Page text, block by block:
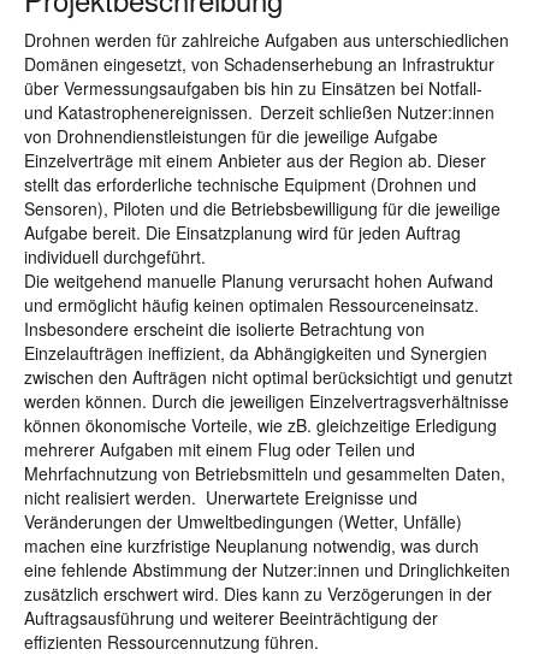
Drohnen werden für zahlreiche Aufgaben aus unterschiedlichen
Domänen eingesetzt, von Schadenserhebung an Infrastruktur
über Vermessungsaufgaben bis hin zu Einsätzen bei Notfall-
und Katastrophenereignissen. Derzeit schließen Nutzer:innen
von Drohnendienstleistungen für die jeweilige Aufgabe
Einzelverträge mit einem Anbieter aus der Region ab. Dieser
stellt das erforderliche technische Equipment (Drohnen und
Sensoren), Piloten und die Betriebsbewilligung für die jeweilige
Aufgabe bereit. Die Einsatzplanung wird für jeden Auftrag
individuell durchgeführt.
Die weitgehend manuelle Planung verursacht hohen Aufwand
und ermöglicht häufig keinen optimalen Ressourceneinsatz.
Insbesondere erscheint die isolierte Betrachtung von
Einzelaufträgen ineffizient, da Abhängigkeiten und Synergien
zwischen den Aufträgen nicht optimal berücksichtigt und genutzt
werden können. Durch die jeweiligen Einzelvertragsverhältnisse
können ökonomische Vorteile, wie zB. gleichzeitige Erledigung
mehrerer Aufgaben mit einem Flug oder Teilen und
Mehrfachnutzung von Betriebsmitteln und gesammelten Daten,
nicht realisiert werden. Unerwartete Ereignisse und
Veränderungen der Umweltbedingungen (Wetter, Unfälle)
machen eine kurzfristige Neuplanung notwendig, was durch
eine fehlende Abstimmung der Nutzer:innen und Dringlichkeiten
zusätzlich erschwert wird. Dies kann zu Verzögerungen in der
Auftragsausführung und weiterer Beeinträchtigung der
effizienten Ressourcennutzung führen.